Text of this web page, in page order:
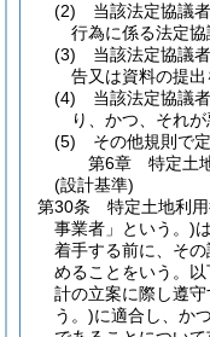
(2)
当該法定協議
行為に係る法定協
(3)
当該法定協議
告又は資料の提出
(4)
当該法定協議
り、かつ、それが
(5)
その他規則で
第6章
特定土
(設計基準)
第30条
特定土地利
事業者」という。)
着手する前に、その
めることをいう。
計の立案に際し遵
う。)に適合し、か